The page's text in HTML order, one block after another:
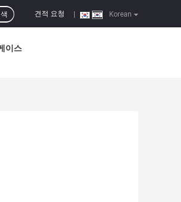
Korean
견적 요청
이스